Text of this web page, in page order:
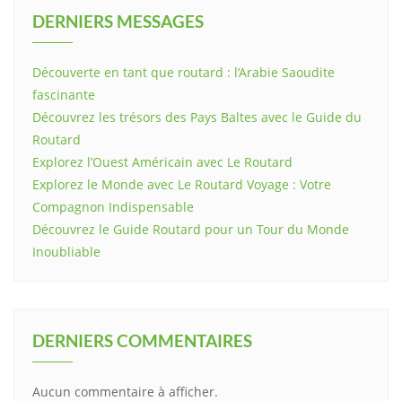
DERNIERS MESSAGES
Découverte en tant que routard : l’Arabie Saoudite
fascinante
Découvrez les trésors des Pays Baltes avec le Guide du
Routard
Explorez l’Ouest Américain avec Le Routard
Explorez le Monde avec Le Routard Voyage : Votre
Compagnon Indispensable
Découvrez le Guide Routard pour un Tour du Monde
Inoubliable
DERNIERS COMMENTAIRES
Aucun commentaire à afficher.